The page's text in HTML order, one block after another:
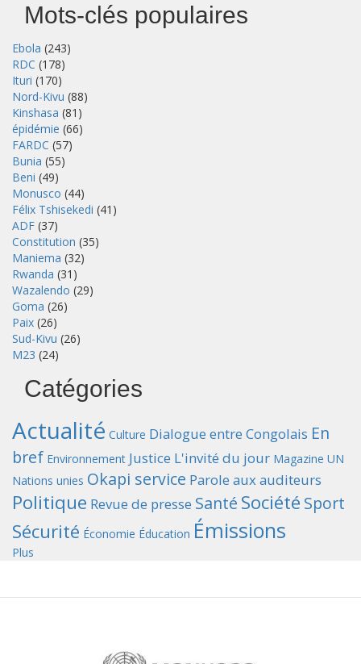
Mots-clés populaires
Ebola (243)
RDC (178)
Ituri (170)
Nord-Kivu (88)
Kinshasa (81)
épidémie (66)
FARDC (57)
Bunia (55)
Beni (49)
Monusco (44)
Félix Tshisekedi (41)
ADF (37)
Constitution (35)
Maniema (32)
Rwanda (31)
Wazalendo (29)
Goma (26)
Paix (26)
Sud-Kivu (26)
M23 (24)
Catégories
Actualité Culture Dialogue entre Congolais En
bref Environnement Justice L'invité du jour Magazine UN
Nations unies Okapi service Parole aux auditeurs
Politique Revue de presse Santé Société Sport
Sécurité Économie Éducation Émissions
Plus